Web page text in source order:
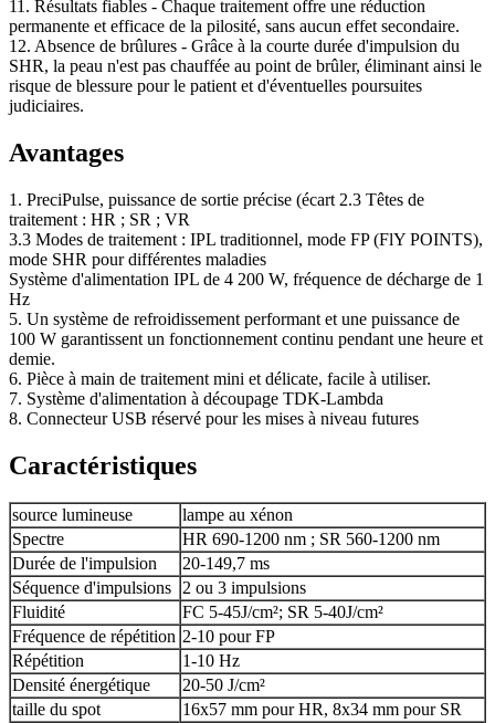
11. Résultats fiables - Chaque traitement offre une réduction
permanente et efficace de la pilosité, sans aucun effet secondaire.
12. Absence de brûlures - Grâce à la courte durée d'impulsion du
SHR, la peau n'est pas chauffée au point de brûler, éliminant ainsi le
risque de blessure pour le patient et d'éventuelles poursuites
judiciaires.
Avantages
1. PreciPulse, puissance de sortie précise (écart 2.3 Têtes de
traitement : HR ; SR ; VR
3.3 Modes de traitement : IPL traditionnel, mode FP (FlY POINTS),
mode SHR pour différentes maladies
Système d'alimentation IPL de 4 200 W, fréquence de décharge de 1
Hz
5. Un système de refroidissement performant et une puissance de
100 W garantissent un fonctionnement continu pendant une heure et
demie.
6. Pièce à main de traitement mini et délicate, facile à utiliser.
7. Système d'alimentation à découpage TDK-Lambda
8. Connecteur USB réservé pour les mises à niveau futures
Caractéristiques
source lumineuse
lampe au xénon
Spectre
HR 690-1200 nm ; SR 560-1200 nm
Durée de l'impulsion
20-149,7 ms
Séquence d'impulsions 2 ou 3 impulsions
Fluidité
FC 5-45J/cm²; SR 5-40J/cm²
Fréquence de répétition 2-10 pour FP
Répétition
1-10 Hz
Densité énergétique
20-50 J/cm²
taille du spot
16x57 mm pour HR, 8x34 mm pour SR